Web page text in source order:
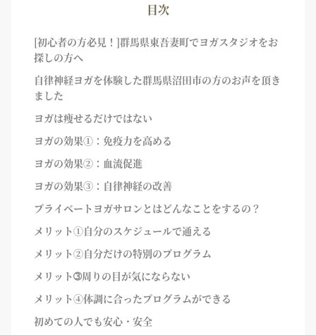
目次
[初心者の方必見！]群馬県東吾妻町でヨガスタジオをお
探しの方へ
自律神経ヨガを体験した群馬県沼田市の方のお声を頂き
ました
ヨガは痩せるだけではない
ヨガの効果①：免疫力を高める
ヨガの効果②：血流促進
ヨガの効果③：自律神経の改善
プライベートヨガサロンとはどんなことをするの？
メリット①自分のスケジュールで通える
メリット②自分だけの特別のプログラム
メリット➂周りの目が気にならない
メリット④体調に合ったプログラムができる
初めての人でも安心・安全